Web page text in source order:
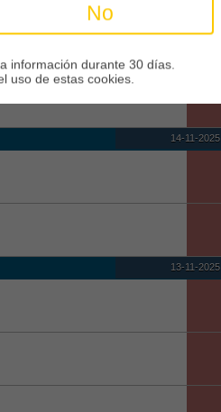
15-11-2025
14-11-2025
13-11-2025
No
información durante 30 días.
uso de estas cookies.